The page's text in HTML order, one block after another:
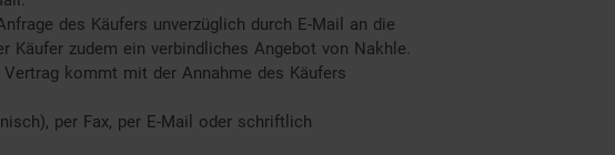
des Käufers unverzüglich durch E-Mail an die
zudem ein verbindliches Angebot von Nakhle.
kommt mit der Annahme des Käufers
per Fax, per E-Mail oder schriftlich